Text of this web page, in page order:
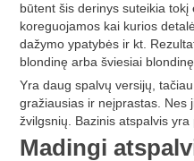
būtent šis derinys suteikia tokį
koreguojamos kai kurios
dažymo ypatybės ir kt.
blondinę arba šviesiai
Yra daug spalvų versijų,
gražiausias ir neįprastas. Nes
žvilgsnių. Bazinis atspalvis
Madingi